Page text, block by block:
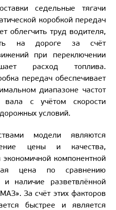
седельные тягачи
коробкой передач
облегчить труд водителя,
на дороге за счёт
при переключении
расход топлива.
передач обеспечивает
диапазоне частот
вала с учётом скорости
условий.
модели являются
цены и качества,
компонентной
цена по сравнению
наличие разветвлённой
За счёт этих факторов
быстрее и является